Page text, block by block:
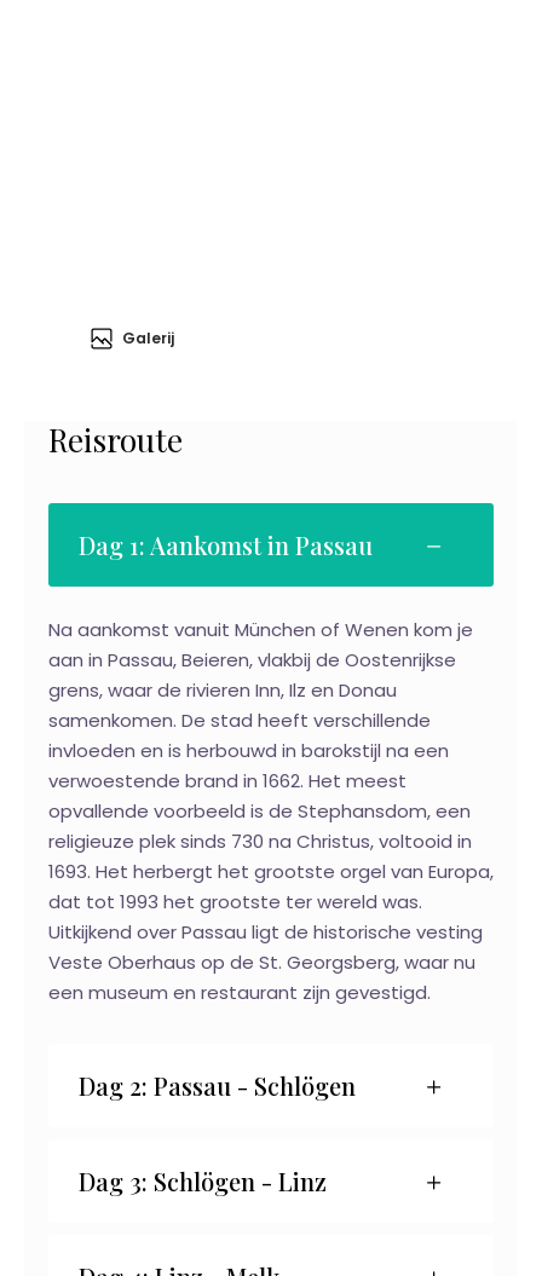
Galerij
Reisroute
Dag 1: Aankomst in Passau
Na aankomst vanuit München of Wenen kom je
aan in Passau, Beieren, vlakbij de Oostenrijkse
grens, waar de rivieren Inn, Ilz en Donau
samenkomen. De stad heeft verschillende
invloeden en is herbouwd in barokstijl na een
verwoestende brand in 1662. Het meest
opvallende voorbeeld is de Stephansdom, een
religieuze plek sinds 730 na Christus, voltooid in
1693. Het herbergt het grootste orgel van Europa,
dat tot 1993 het grootste ter wereld was.
Uitkijkend over Passau ligt de historische vesting
Veste Oberhaus op de St. Georgsberg, waar nu
een museum en restaurant zijn gevestigd.
Dag 2: Passau - Schlögen
Dag 3: Schlögen - Linz